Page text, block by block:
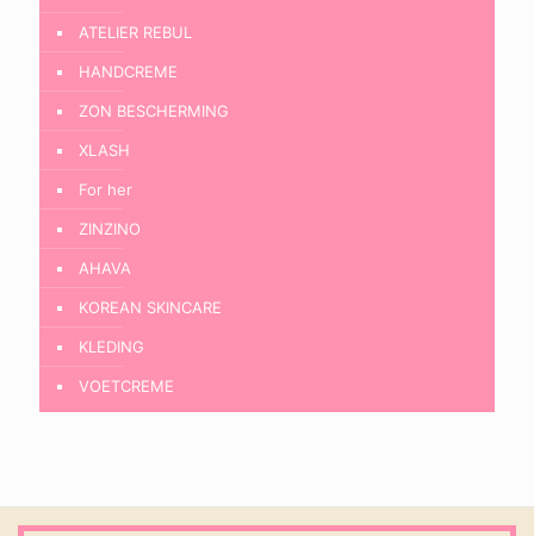
ATELIER REBUL
HANDCREME
ZON BESCHERMING
XLASH
For her
ZINZINO
AHAVA
KOREAN SKINCARE
KLEDING
VOETCREME